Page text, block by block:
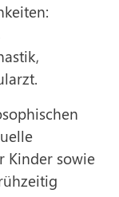
Kinder sowie